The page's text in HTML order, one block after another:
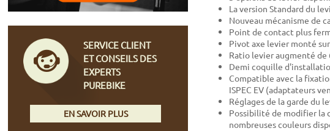
La version Standard du
Nouveau mécanisme de
Point de contact plus
Pivot axe levier monté
Ratio levier augmenté de
Demi coquille
Compatible avec la
ISPEC EV (adaptateurs
Réglages de la garde du
Possibilité de modifier la
nombreuses couleurs
SERVICE CLIENT
ET CONSEILS DES
EXPERTS
PUREBIKE
EN SAVOIR PLUS